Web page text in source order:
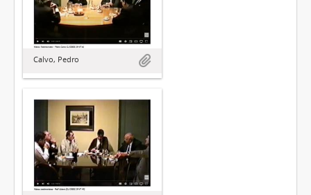
Calvo, Pedro